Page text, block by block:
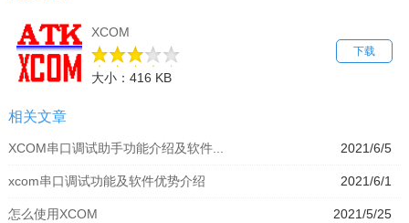
下载
XCOM
大小：416 KB
相关文章
2021/6/5
XCOM串口调试助手功能介绍及软件...
2021/6/1
xcom串口调试功能及软件优势介绍
2021/5/25
怎么使用XCOM